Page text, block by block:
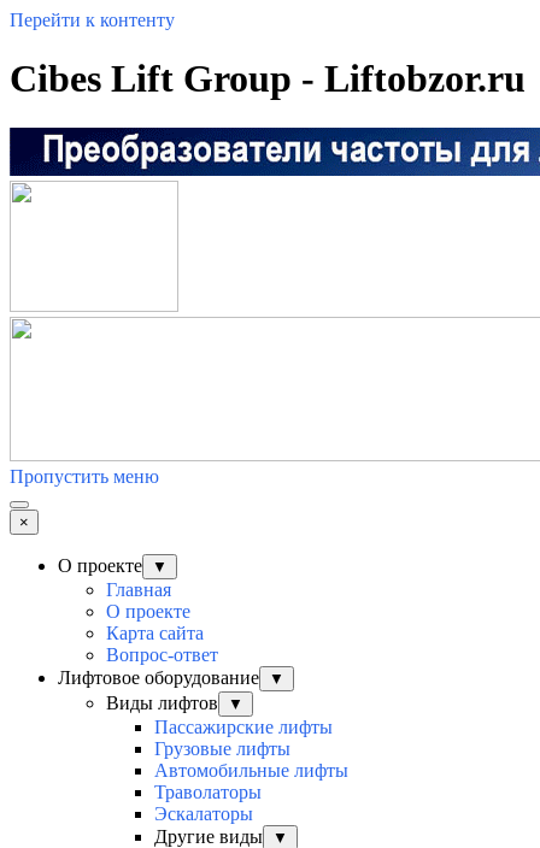
Перейти к контенту
Cibes Lift Group - Liftobzor.ru
Пропустить меню
×
О проекте ▼
Главная
О проекте
Карта сайта
Вопрос-ответ
Лифтовое оборудование
▼
Виды лифтов ▼
Пассажирские лифты
Грузовые лифты
Автомобильные лифты
Траволаторы
Эскалаторы
Другие виды
▼